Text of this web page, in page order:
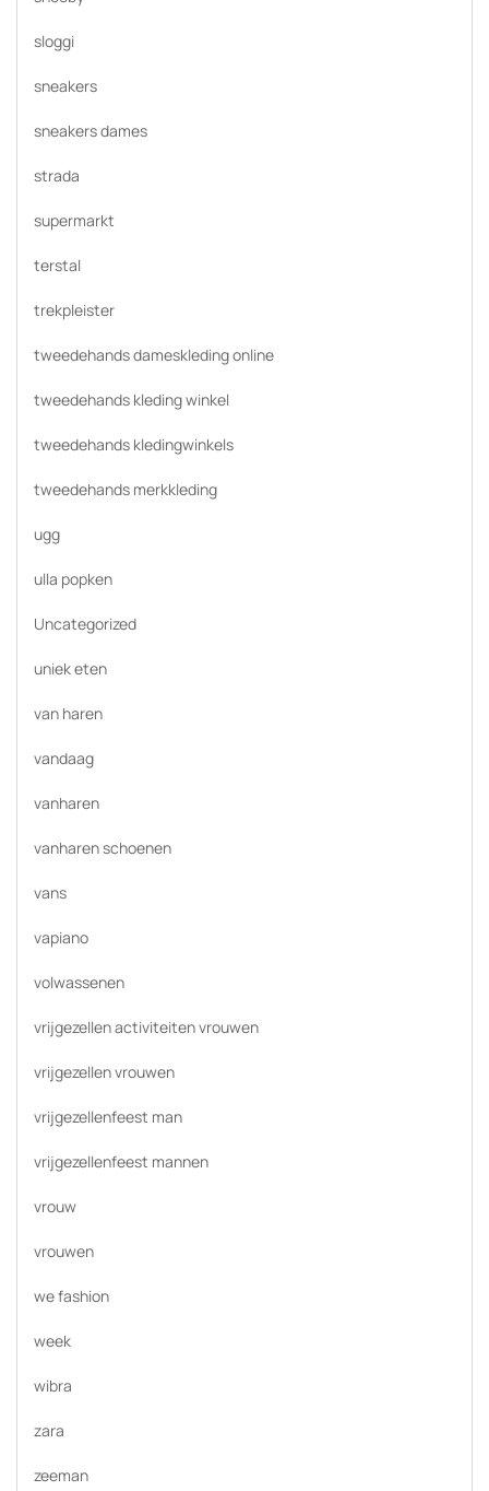
sloggi
sneakers
sneakers dames
strada
supermarkt
terstal
trekpleister
tweedehands dameskleding online
tweedehands kleding winkel
tweedehands kledingwinkels
tweedehands merkkleding
ugg
ulla popken
Uncategorized
uniek eten
van haren
vandaag
vanharen
vanharen schoenen
vans
vapiano
volwassenen
vrijgezellen activiteiten vrouwen
vrijgezellen vrouwen
vrijgezellenfeest man
vrijgezellenfeest mannen
vrouw
vrouwen
we fashion
week
wibra
zara
zeeman